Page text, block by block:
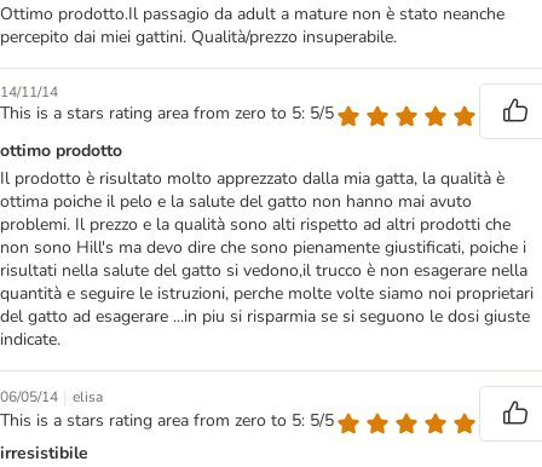
Ottimo prodotto.Il passagio da adult a mature non è stato neanche
percepito dai miei gattini. Qualità/prezzo insuperabile.
14/11/14
This is a stars rating area from zero to 5: 5/5
ottimo prodotto
Il prodotto è risultato molto apprezzato dalla mia gatta, la qualità è
ottima poiche il pelo e la salute del gatto non hanno mai avuto
problemi. Il prezzo e la qualità sono alti rispetto ad altri prodotti che
non sono Hill's ma devo dire che sono pienamente giustificati, poiche i
risultati nella salute del gatto si vedono,il trucco è non esagerare nella
quantità e seguire le istruzioni, perche molte volte siamo noi proprietari
del gatto ad esagerare ...in piu si risparmia se si seguono le dosi giuste
indicate.
06/05/14 | elisa
This is a stars rating area from zero to 5: 5/5
irresistibile